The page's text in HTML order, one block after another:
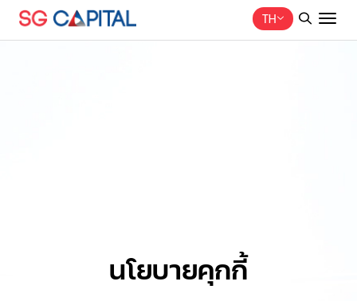
TH
นโยบายคุกกี้